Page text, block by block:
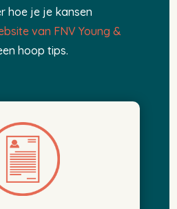
hoe je je kansen
van FNV Young &
hoop tips.